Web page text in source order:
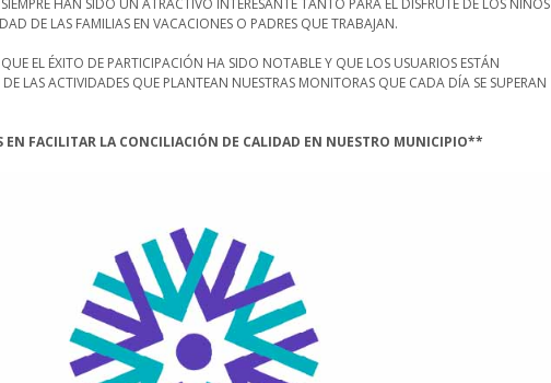
DE LAS FAMILIAS EN VACACIONES O PADRES QUE TRABAJAN.
EL ÉXITO DE PARTICIPACIÓN HA SIDO NOTABLE Y QUE LOS USUARIOS ESTÁN
LAS ACTIVIDADES QUE PLANTEAN NUESTRAS MONITORAS QUE CADA DÍA SE SUPERAN
FACILITAR LA CONCILIACIÓN DE CALIDAD EN NUESTRO MUNICIPIO**